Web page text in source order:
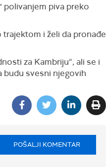
polivanjem piva preko
i želi da pronađe
za Kambriju“, ali se i
budu svesni njegovih
POŠALJI KOMENTAR